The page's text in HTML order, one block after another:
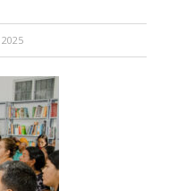
2025